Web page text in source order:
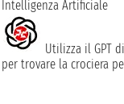
Intelligenza Artificiale
Utilizza il GPT
per trovare la crociera